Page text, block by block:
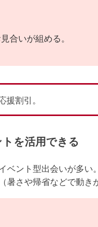
合いが組める。
援割引。
トを活用できる
ベント型出会いが多い。
さや帰省などで動きが